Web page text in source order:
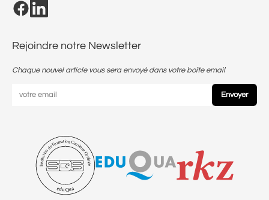
Rejoindre notre Newsletter
Chaque nouvel article vous sera envoyé dans votre boîte email
Envoyer